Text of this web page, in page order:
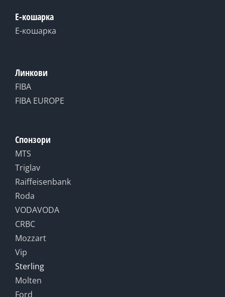
Е-кошарка
Е-кошарка
Линкови
FIBA
FIBA EUROPE
Спонзори
MTS
Triglav
Raiffeisenbank
Roda
VODAVODA
CRBC
Mozzart
Vip
Sterling
Molten
Ford